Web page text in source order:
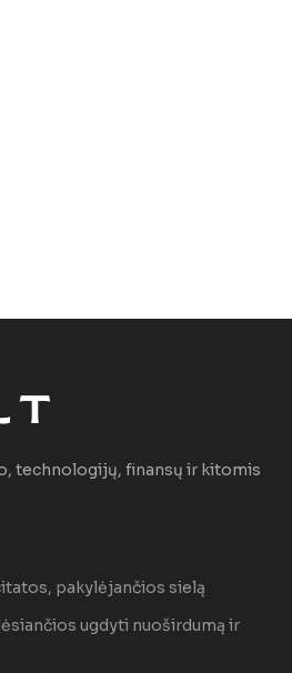
technologijų, finansų ir kitomis
pakylėjančios sielą
ugdyti nuoširdumą ir